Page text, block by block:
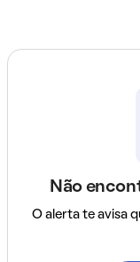
Não
O alerta te avisa